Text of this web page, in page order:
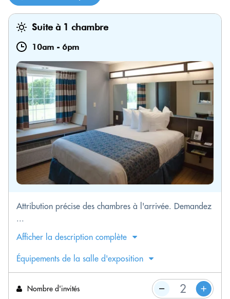
Suite à 1 chambre
10am - 6pm
Attribution précise des chambres à l'arrivée. Demandez
...
Afficher la description complète
Équipements de la salle d'exposition
Nombre d'invités